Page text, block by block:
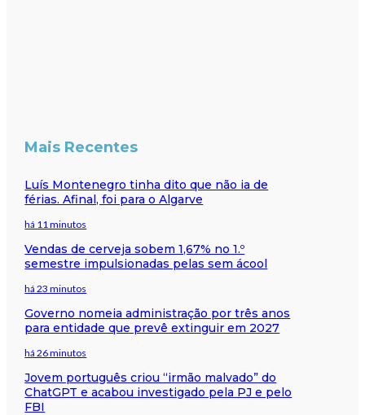
Mais Recentes
Luís Montenegro tinha dito que não ia de
férias. Afinal, foi para o Algarve
há 11 minutos
Vendas de cerveja sobem 1,67% no 1.º
semestre impulsionadas pelas sem ácool
há 23 minutos
Governo nomeia administração por três anos
para entidade que prevê extinguir em 2027
há 26 minutos
Jovem português criou “irmão malvado” do
ChatGPT e acabou investigado pela PJ e pelo
FBI